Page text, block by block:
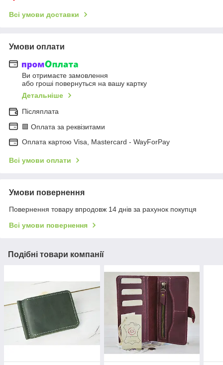
Всі умови доставки
Умови оплати
Ви отримаєте замовлення
або гроші повернуться на вашу картку
Детальніше
Післяплата
🟩 Оплата за реквізитами
Оплата картою Visa, Mastercard - WayForPay
Всі умови оплати
Умови повернення
Повернення товару впродовж 14 днів за рахунок покупця
Всі умови повернення
Подібні товари компанії